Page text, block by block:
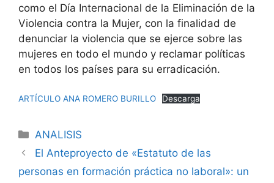
como el Día Internacional de la Eliminación de la
Violencia contra la Mujer, con la finalidad de
denunciar la violencia que se ejerce sobre las
mujeres en todo el mundo y reclamar políticas
en todos los países para su erradicación.
ARTÍCULO ANA ROMERO BURILLO Descarga
ANALISIS
El Anteproyecto de «Estatuto de las
personas en formación práctica no laboral»: un